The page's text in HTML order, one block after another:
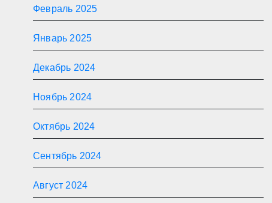
Февраль 2025
Январь 2025
Декабрь 2024
Ноябрь 2024
Октябрь 2024
Сентябрь 2024
Август 2024